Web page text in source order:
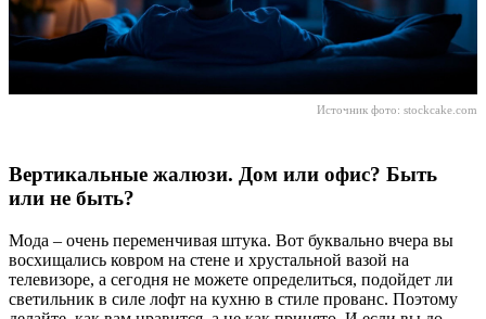
Источник фото: stockcake.com
Вертикальные жалюзи. Дом или офис? Быть
или не быть?
Мода – очень переменчивая штука. Вот буквально вчера вы
восхищались ковром на стене и хрустальной вазой на
телевизоре, а сегодня не можете определиться, подойдет ли
светильник в силе лофт на кухню в стиле прованс. Поэтому